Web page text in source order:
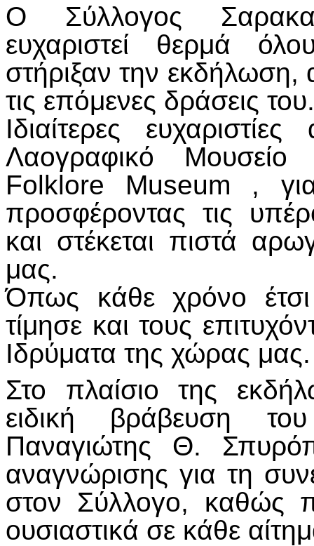
Ο Σύλλογος
ευχαριστεί θερμά
στήριξαν την εκδήλωση,
τις επόμενες δράσεις του.
Ιδιαίτερες
Λαογραφικό Μουσείο
Folklore Museum ,
προσφέροντας τις
και στέκεται πιστά
μας.
Όπως κάθε χρόνο
τίμησε και τους
Ιδρύματα της χώρας μας.
Στο πλαίσιο της
ειδική βράβευση του
Παναγιώτης Θ.
αναγνώρισης για τη
στον Σύλλογο, καθώς
ουσιαστικά σε κάθε